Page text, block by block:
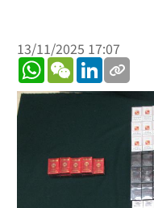
13/11/2025 17:07
WhatsApp
WeChatLinkedIn